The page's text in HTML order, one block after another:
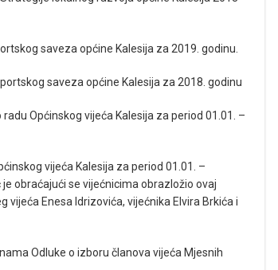
saveza općine Kalesija za 2019. godinu.
saveza općine Kalesija za 2018. godinu
Općinskog vijeća Kalesija za period 01.01. –
vijeća Kalesija za period 01.01. –
obraćajući se vijećnicima obrazložio ovaj
vijeća Enesa Idrizovića, vijećnika Elvira Brkića i
Odluke o izboru članova vijeća Mjesnih